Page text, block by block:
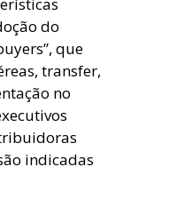
do
que
transfer,
no
indicadas